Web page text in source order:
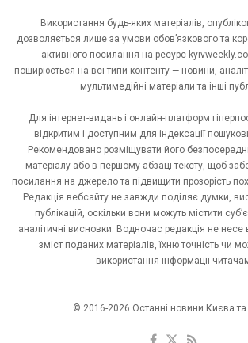
Використання будь-яких матеріалів,
дозволяється лише за умови обов’язкового та
активного посилання на ресурс
поширюється на всі типи контенту — новини,
мультимедійні матеріали та інші
Для інтернет-видань і онлайн-платформ
відкритим і доступним для індексації
Рекомендовано розміщувати його
матеріалу або в першому абзаці тексту, щоб
посилання на джерело та підвищити прозорість
Редакція вебсайту не завжди поділяє думки,
публікацій, оскільки вони можуть містити
аналітичні висновки. Водночас редакція не несе
зміст поданих матеріалів, їхню точність чи
використання інформації
© 2016-2026 Останні новини Києва та